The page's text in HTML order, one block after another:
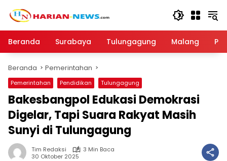
Beranda
Surabaya Tulungagung Malang
Beranda Pemerintahan
Pemerintahan Pendidikan Tulungagung
Bakesbangpol Edukasi Demokrasi
Digelar, Tapi Suara Rakyat Masih
Sunyi di Tulungagung
Tim Redaksi
3 Min Baca
30 Oktober 2025